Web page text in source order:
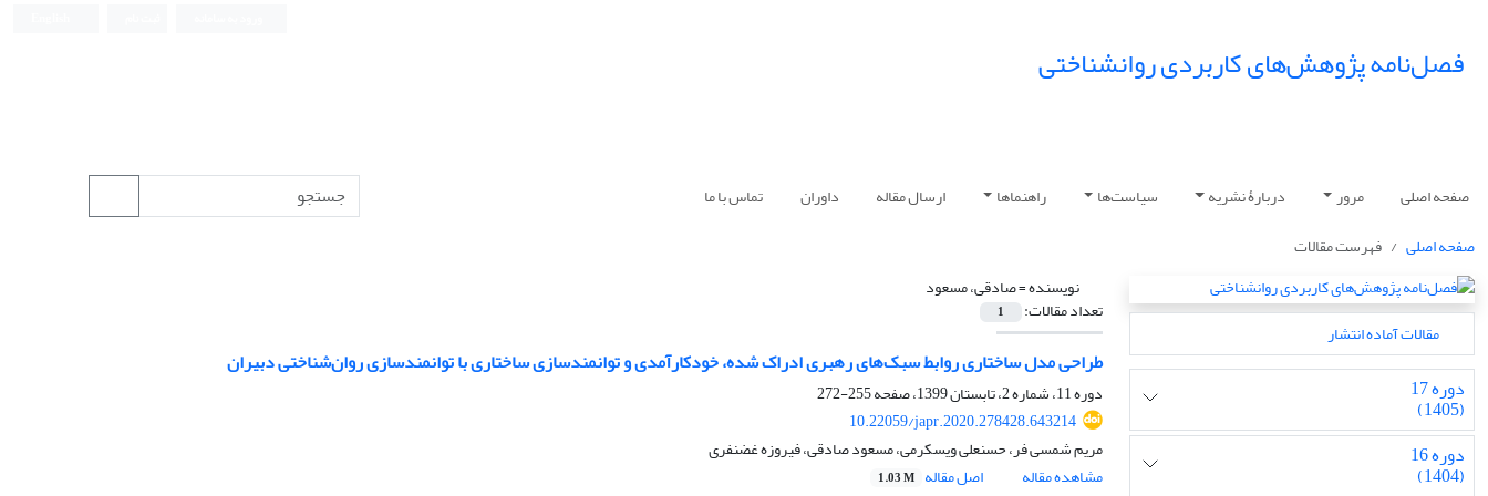
فصل‌نامه پژوهش‌های کاربردی روانشناختی
صفحه اصلی مرور دربارۀ نشریه سیاست‌ها راهنماها ارسال مقاله داوران
تماس با ما
صفحه اصلی
فهرست مقالات
مقالات آماده انتشار
دوره 17
(1405)
دوره 16
(1404)
نویسنده =صادقی، مسعود
تعداد مقالات: 1
طراحی مدل ساختاری روابط سبک‌های رهبری ادراک‌ شده، خودکارآمدی و توانمندسازی ساختاری با توانمندسازی روان‌شناختی دبیران
دوره 11، شماره 2، تابستان 1399، صفحه
255-272
10.22059/japr.2020.278428.643214
مریم شمسی فر، حسنعلی ویسکرمی، مسعود صادقی، فیروزه غضنفری
مشاهده مقاله
اصل مقاله 1.03 M